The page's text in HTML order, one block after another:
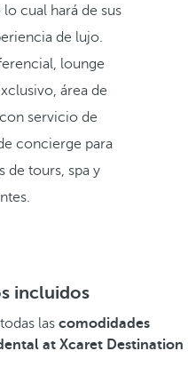
cual hará de sus
de lujo.
lounge
área de
servicio de
concierge para
de tours, spa y
incluidos
las comodidades
at Xcaret Destination